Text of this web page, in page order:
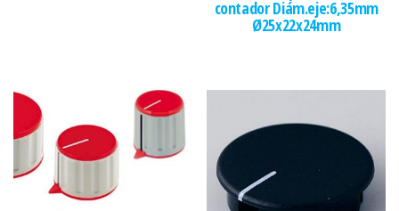
contador Diám.eje:6,35mm
Ø25x22x24mm